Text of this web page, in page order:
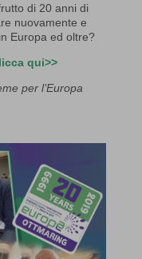
di 20 anni di
nuovamente e
Europa ed oltre?
qui>>
per l’Europa